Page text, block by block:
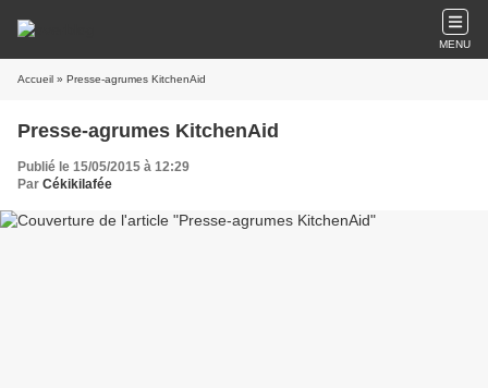
MENU
Accueil » Presse-agrumes KitchenAid
Presse-agrumes KitchenAid
Publié le 15/05/2015 à 12:29
Par Cékikilafée